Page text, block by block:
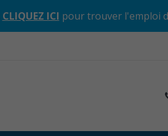
CLIQUEZ ICI pour trouver l'emploi